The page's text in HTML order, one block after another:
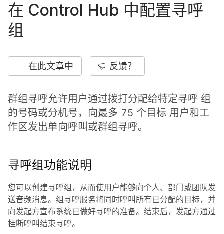
在 Control Hub 中配置寻呼
组
在此文章中 反馈？
群组寻呼允许用户通过拨打分配给特定寻呼 组
的号码或分机号，向最多 75 个目标 用户和工
作区发出单向呼叫或群组寻呼。
寻呼组功能说明
您可以创建寻呼组，从而使用户能够向个人、部门或团队发
送音频消息。组寻呼服务将同时呼叫所有已分配的目标，并
向发起方宣布系统已做好寻呼的准备。结束后，发起方通过
挂断呼叫结束寻呼。